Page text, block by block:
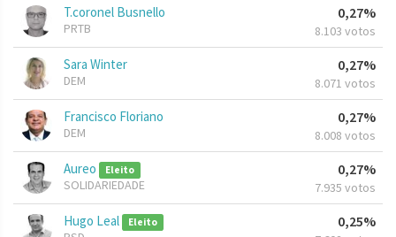
T.coronel Busnello
PRTB
0,27%
8.103 votos
Sara Winter
DEM
0,27%
8.071 votos
Francisco Floriano
DEM
0,27%
8.008 votos
Aureo Eleito
SOLIDARIEDADE
0,27%
7.935 votos
Hugo Leal Eleito 0,25%